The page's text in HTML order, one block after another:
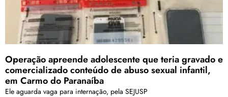
Operação apreende adolescente que teria gravado e
comercializado conteúdo de abuso sexual infantil,
em Carmo do Paranaíba
Ele aguarda vaga para internação, pela SEJUSP